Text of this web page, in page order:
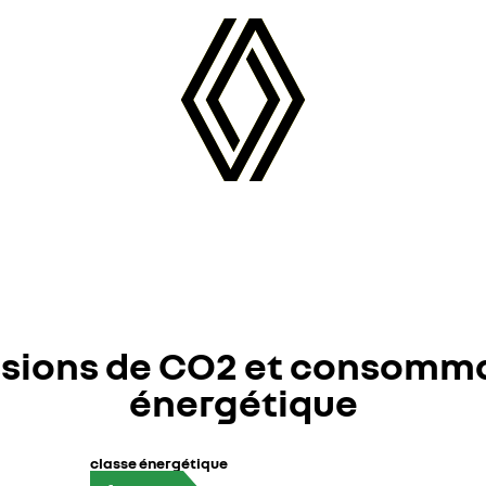
de CO2 et
énergétique
classe énergétique